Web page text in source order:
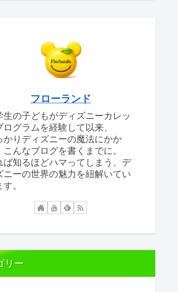
フローランド
生の子どもがディズニーカレッ
ログラムを経験して以来、
かりディズニーの魔法にかか
こんなブログを書くまでに。
ば知るほどハマってしまう、デ
ニーの世界の魅力を紐解いてい
。
リー